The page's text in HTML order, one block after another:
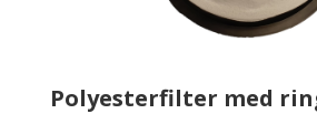
Polyesterfilter med